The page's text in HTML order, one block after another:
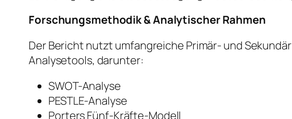
Forschungsmethodik & Analytischer Rahmen
Der Bericht nutzt umfangreiche Primär- und
Analysetools, darunter:
SWOT-Analyse
PESTLE-Analyse
Porters Fünf-Kräfte-Modell